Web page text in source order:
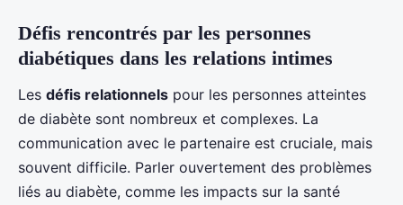
Défis rencontrés par les personnes
diabétiques dans les relations intimes
Les défis relationnels pour les personnes atteintes
de diabète sont nombreux et complexes. La
communication avec le partenaire est cruciale, mais
souvent difficile. Parler ouvertement des problèmes
liés au diabète, comme les impacts sur la santé